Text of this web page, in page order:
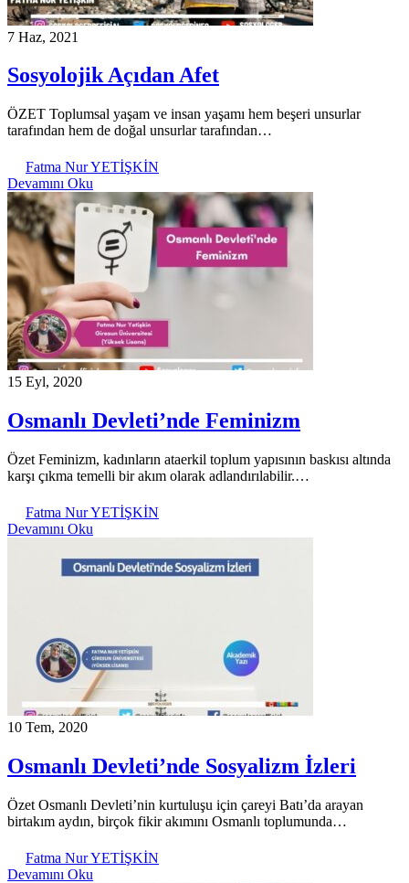
7 Haz, 2021
Sosyolojik Açıdan Afet
ÖZET Toplumsal yaşam ve insan yaşamı hem beşeri unsurlar
tarafından hem de doğal unsurlar tarafından…
Fatma Nur YETİŞKİN
Devamını Oku
15 Eyl, 2020
Osmanlı Devleti’nde Feminizm
Özet Feminizm, kadınların ataerkil toplum yapısının baskısı altında
karşı çıkma temelli bir akım olarak adlandırılabilir.…
Fatma Nur YETİŞKİN
Devamını Oku
10 Tem, 2020
Osmanlı Devleti’nde Sosyalizm İzleri
Özet Osmanlı Devleti’nin kurtuluşu için çareyi Batı’da arayan
birtakım aydın, birçok fikir akımını Osmanlı toplumunda…
Fatma Nur YETİŞKİN
Devamını Oku